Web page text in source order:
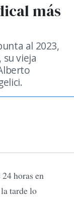
más
al 2023,
vieja
horas en
tarde lo